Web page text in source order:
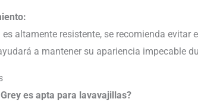
altamente resistente, se recomienda
a mantener su apariencia impecable
es apta para lavavajillas?